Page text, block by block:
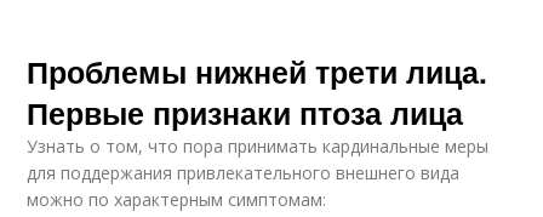
Проблемы нижней трети лица.
Первые признаки птоза лица
Узнать о том, что пора принимать кардинальные меры
для поддержания привлекательного внешнего вида
можно по характерным симптомам: